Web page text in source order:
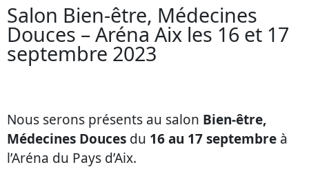
Salon Bien-être, Médecines
Douces – Aréna Aix les 16 et 17
septembre 2023
Nous serons présents au salon Bien-être,
Médecines Douces du 16 au 17 septembre à
l’Aréna du Pays d’Aix.